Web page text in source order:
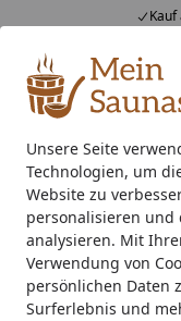
Unsere Seite
Technologien, um
Website zu
personalisieren und
analysieren. Mit
Verwendung von
persönlichen Daten
Surferlebnis und
Alle Produkte
Mein Konto
Suchen
Startseite
Außensauna
Karibu
Saunahaus
terragrau